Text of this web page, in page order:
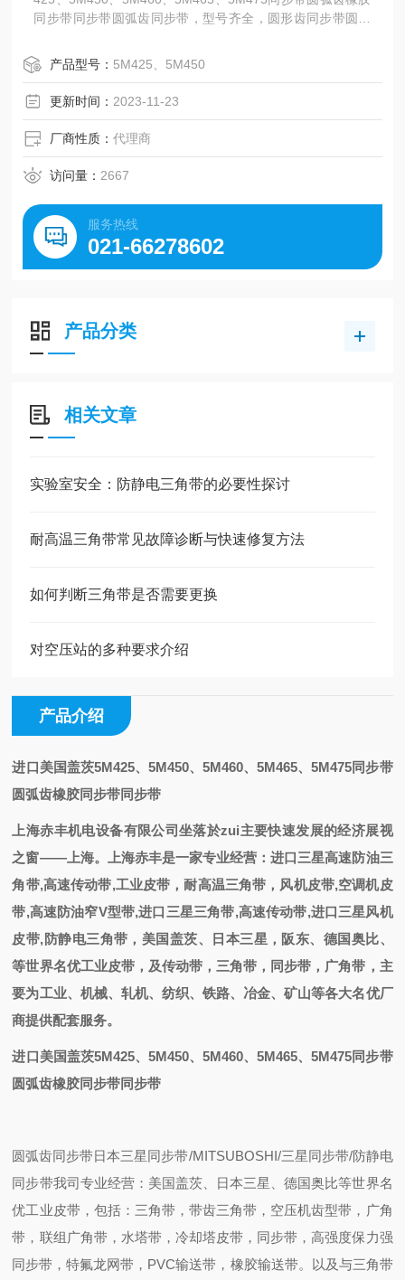
同步带同步带圆弧齿同步带，型号齐全，圆形齿同步带圆弧
产品型号： 5M425、5M450
更新时间： 2023-11-23
厂商性质：代理商
访问量： 2667
服务热线
021-66278602
产品分类
相关文章
实验室安全：防静电三角带的必要性探讨
耐高温三角带常见故障诊断与快速修复方法
如何判断三角带是否需要更换
对空压站的多种要求介绍
产品介绍
进口美国盖茨5M425、5M450、5M460、5M465、5M475同步带
圆弧齿橡胶同步带同步带
上海赤丰机电设备有限公司坐落於zui主要快速发展的经济展视
之窗——上海。 上海赤丰是一家专业经营 ：进口三星高速防油三
角带,高速传动带,工业皮带，耐高温三角带，风机皮带,空调机皮
带,高速防油窄V型带,进口三星三角带,高速传动带,进口三星风机
皮带,防静电三角带 ， 美国盖茨、日本三星，阪东、德国奥比、
等世界名优工业皮带， 及传动带，三角带，同步带， 广角带 ，主
要为工业、机械、轧机、纺织、铁路、冶金、矿山等各大名优厂
商提供配套服务。
进口美国盖茨5M425、5M450、5M460、5M465、5M475同步带
圆弧齿橡胶同步带同步带
圆弧齿同步带日本三星同步带/MITSUBOSHI/三星同步带/防静电
同步带我司专业经营：美国盖茨、日本三星、德国奥比等世界名
优工业皮带，包括：三角带，带齿三角带，空压机齿型带，广角
带，联组广角带，水塔带，冷却塔皮带，同步带，高强度保力强
同步带，特氟龙网带，PVC输送带，橡胶输送带。以及与三角带